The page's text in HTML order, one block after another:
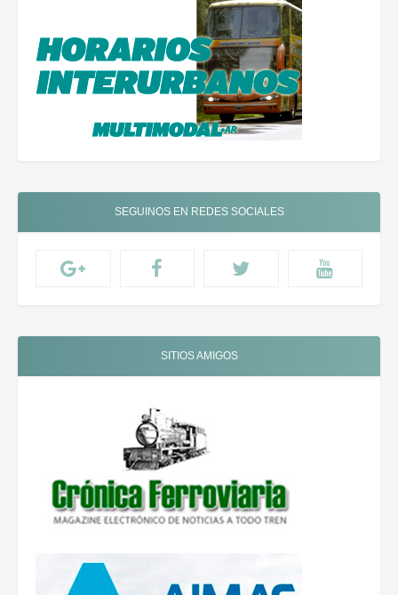
SEGUINOS EN REDES SOCIALES
SITIOS AMIGOS